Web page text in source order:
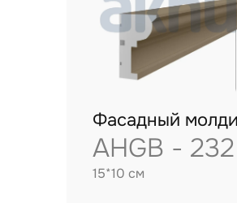
Фасадный
AHGB - 232
15*10 см